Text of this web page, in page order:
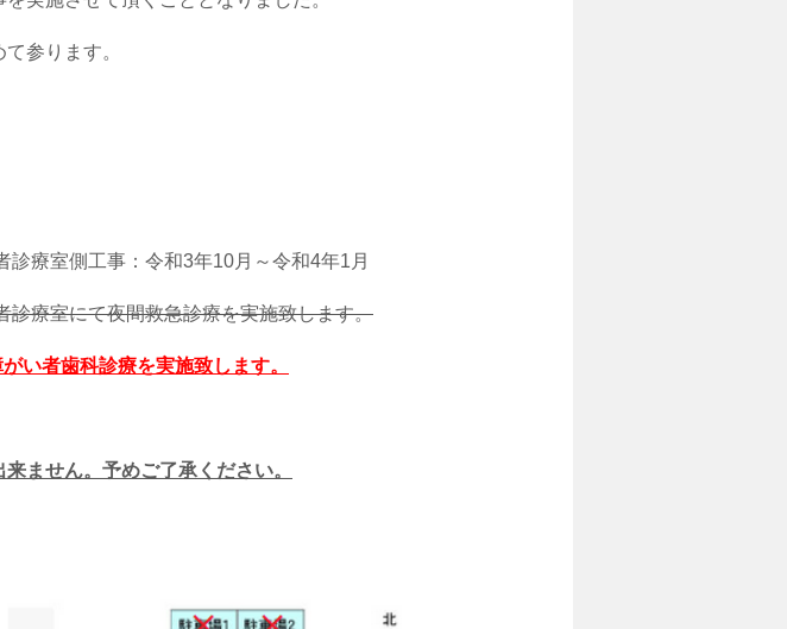
参ります。
療室側工事：令和3年10月～令和4年1月
療室にて夜間救急診療を実施致します。
い者歯科診療を実施致します。
ません。予めご了承ください。